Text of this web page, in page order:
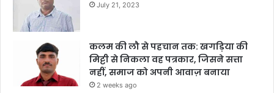
July 21, 2023
कलम की लौ से पहचान तक: खगड़िया की
मिट्टी से निकला वह पत्रकार, जिसने सत्ता
नहीं, समाज को अपनी आवाज़ बनाया
2 weeks ago